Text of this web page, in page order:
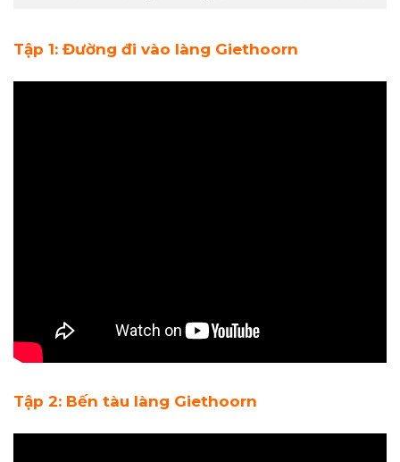
Tập 1: Đường đi vào làng Giethoorn
Tập 2: Bến tàu làng Giethoorn